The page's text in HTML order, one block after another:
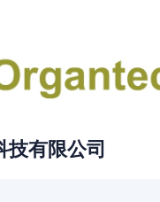
技有限公司